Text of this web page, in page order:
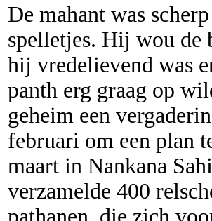
De mahant was
spelletjes. Hij wou de
hij vredelievend was
panth erg graag op
geheim een
februari om een plan
maart in Nankana
verzamelde 400
pathanen, die zich